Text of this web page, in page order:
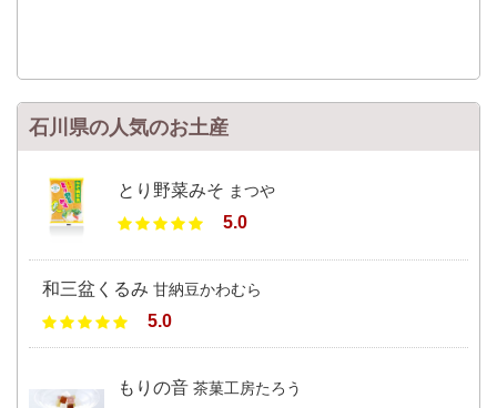
石川県の人気のお土産
とり野菜みそ まつや
5.0
和三盆くるみ 甘納豆かわむら
5.0
もりの音 茶菓工房たろう